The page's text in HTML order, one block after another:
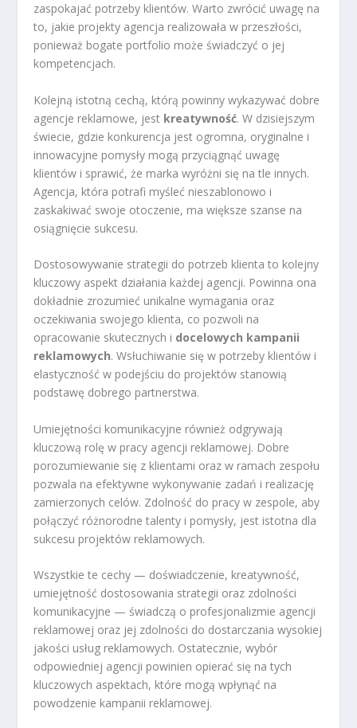
zaspokajać potrzeby klientów. Warto zwrócić uwagę na
to, jakie projekty agencja realizowała w przeszłości,
ponieważ bogate portfolio może świadczyć o jej
kompetencjach.
Kolejną istotną cechą, którą powinny wykazywać dobre
agencje reklamowe, jest kreatywność. W dzisiejszym
świecie, gdzie konkurencja jest ogromna, oryginalne i
innowacyjne pomysły mogą przyciągnąć uwagę
klientów i sprawić, że marka wyróżni się na tle innych.
Agencja, która potrafi myśleć nieszablonowo i
zaskakiwać swoje otoczenie, ma większe szanse na
osiągnięcie sukcesu.
Dostosowywanie strategii do potrzeb klienta to kolejny
kluczowy aspekt działania każdej agencji. Powinna ona
dokładnie zrozumieć unikalne wymagania oraz
oczekiwania swojego klienta, co pozwoli na
opracowanie skutecznych i docelowych kampanii
reklamowych. Wsłuchiwanie się w potrzeby klientów i
elastyczność w podejściu do projektów stanowią
podstawę dobrego partnerstwa.
Umiejętności komunikacyjne również odgrywają
kluczową rolę w pracy agencji reklamowej. Dobre
porozumiewanie się z klientami oraz w ramach zespołu
pozwala na efektywne wykonywanie zadań i realizację
zamierzonych celów. Zdolność do pracy w zespole, aby
połączyć różnorodne talenty i pomysły, jest istotna dla
sukcesu projektów reklamowych.
Wszystkie te cechy — doświadczenie, kreatywność,
umiejętność dostosowania strategii oraz zdolności
komunikacyjne — świadczą o profesjonalizmie agencji
reklamowej oraz jej zdolności do dostarczania wysokiej
jakości usług reklamowych. Ostatecznie, wybór
odpowiedniej agencji powinien opierać się na tych
kluczowych aspektach, które mogą wpłynąć na
powodzenie kampanii reklamowej.